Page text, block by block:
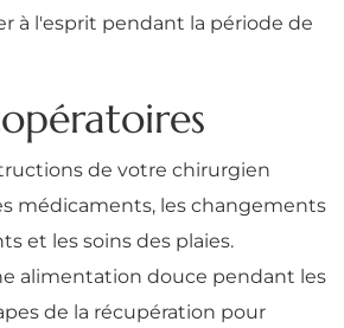
à l'esprit pendant la période de
de votre chirurgien
médicaments, les changements
et les soins des plaies.
alimentation douce pendant les
de la récupération pour